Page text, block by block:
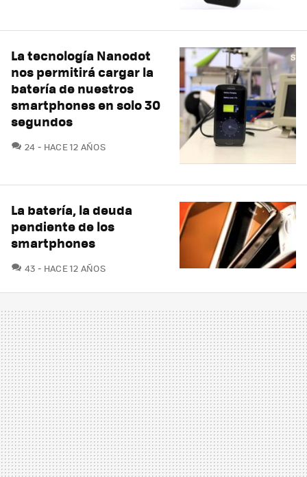
La tecnología Nanodot
nos permitirá cargar la
batería de nuestros
smartphones en solo 30
segundos
24 COMENTARIOS
HACE 12 AÑOS
La batería, la deuda
pendiente de los
smartphones
43 COMENTARIOS
HACE 12 AÑOS